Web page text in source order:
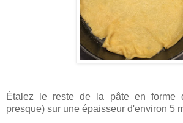
Étalez le reste de la pâte en forme
presque) sur une épaisseur d'environ 5